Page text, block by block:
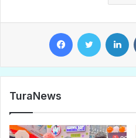
TuraNews